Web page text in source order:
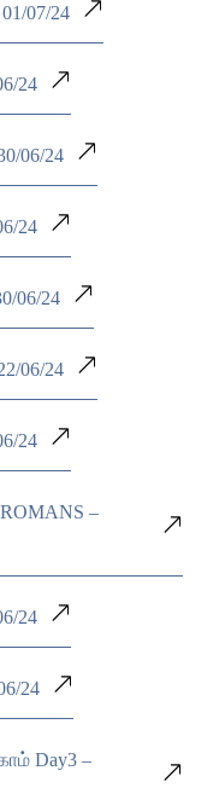
07/24
24
06/24
24
06/24
06/24
24
–
24
24
Day3 –